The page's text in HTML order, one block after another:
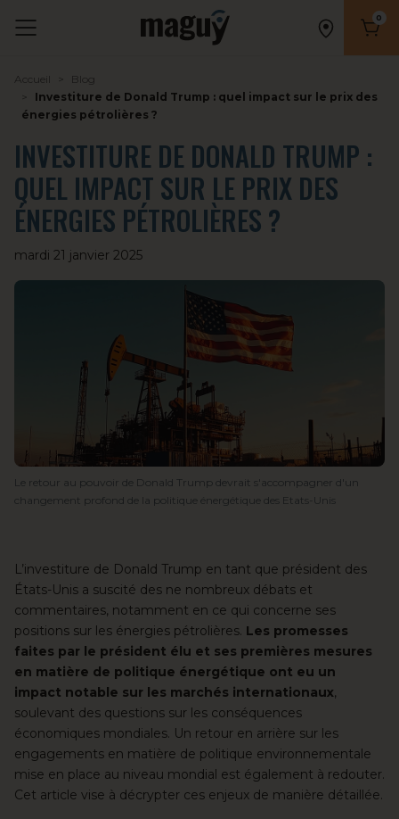
0
Accueil
Blog
Investiture de Donald Trump : quel impact sur le prix des
énergies pétrolières ?
INVESTITURE DE DONALD TRUMP :
QUEL IMPACT SUR LE PRIX DES
ÉNERGIES PÉTROLIÈRES ?
mardi 21 janvier 2025
Le retour au pouvoir de Donald Trump devrait s'accompagner d'un
changement profond de la politique énergétique des Etats-Unis
L’investiture de Donald Trump en tant que président des
États-Unis a suscité des ne nombreux débats et
commentaires, notamment en ce qui concerne ses
positions sur les énergies pétrolières. Les promesses
faites par le président élu et ses premières mesures
en matière de politique énergétique ont eu un
impact notable sur les marchés internationaux,
soulevant des questions sur les conséquences
économiques mondiales. Un retour en arrière sur les
engagements en matière de politique environnementale
mise en place au niveau mondial est également à redouter.
Cet article vise à décrypter ces enjeux de manière détaillée.